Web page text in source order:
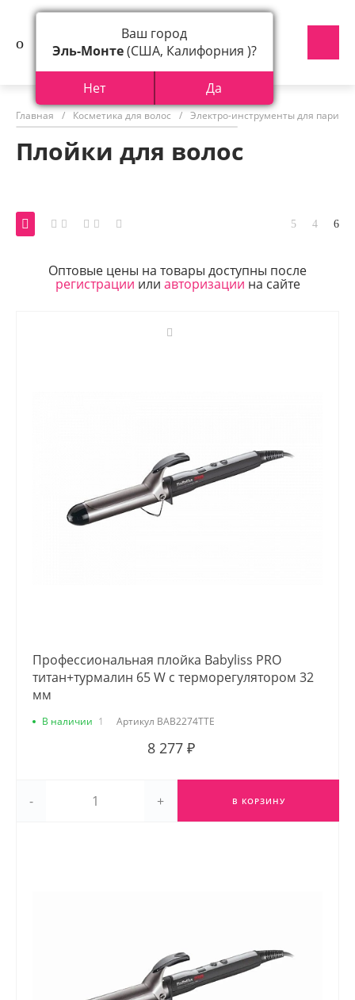
Главная / Косметика для волос / Электро-инструменты для
Плойки для волос
Оптовые цены на товары доступны после
регистрации или авторизации на сайте
Профессиональная плойка Babyliss PRO
титан+турмалин 65 W с терморегулятором 32
мм
В наличии 1 Артикул BAB2274TTE
8 277 ₽
- + В КОРЗИНУ
Ваш город
Эль-Монте(США, Калифорния )?
Нет Да